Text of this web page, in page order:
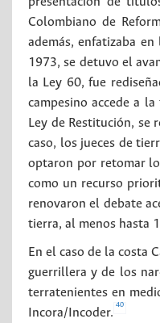
Colombiano de
además, enfatizaba
1973, se detuvo el
la Ley 60, fue
campesino accede a
Ley de Restitución,
caso, los jueces de
optaron por retomar
como un recurso
renovaron el debate
tierra, al menos hasta
En el caso de la costa
guerrillera y de los
terratenientes en
Incora/Incoder.
40